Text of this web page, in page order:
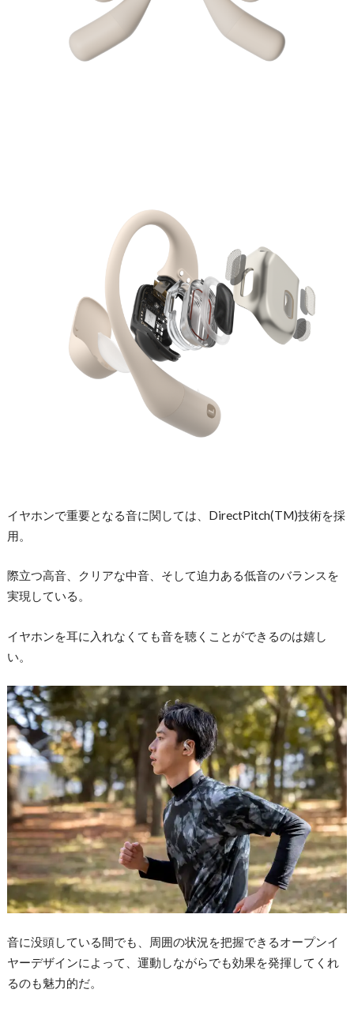
イヤホンで重要となる音に関しては、DirectPitch(TM)技術を採
用。
際⽴つ⾼⾳、クリアな中⾳、そして迫⼒ある低⾳のバランスを
実現している。
イヤホンを⽿に⼊れなくても⾳を聴くことができるのは嬉し
い。
音に没頭している間でも、周囲の状況を把握できるオープンイ
ヤーデザインによって、運動しながらでも効果を発揮してくれ
るのも魅力的だ。